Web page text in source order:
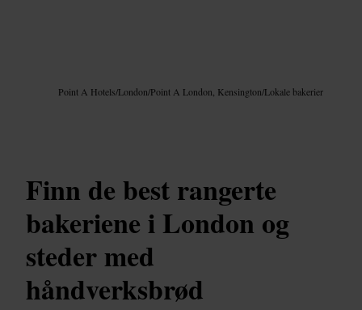
Point A Hotels/London/Point A London, Kensington/Lokale bakerier
Finn de best rangerte
bakeriene i London og
steder med
håndverksbrød